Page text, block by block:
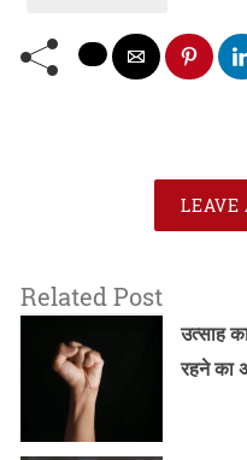
LEAVE
Related Post
उत्साह
रहने का